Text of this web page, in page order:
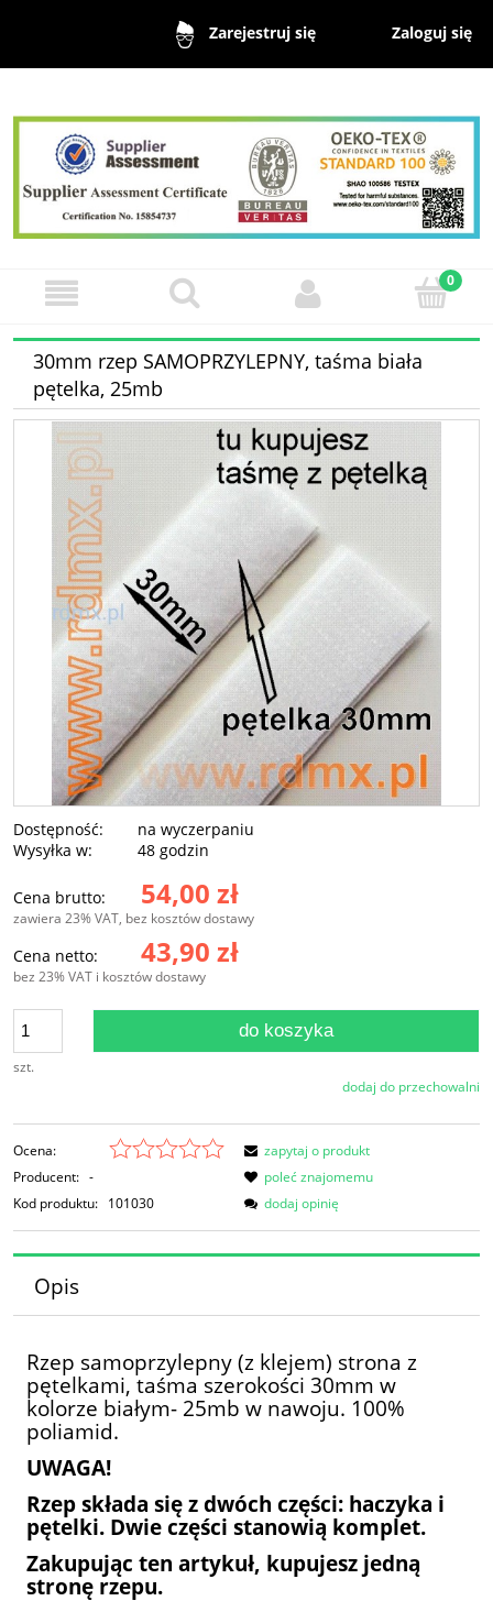
Zarejestruj się Zaloguj się
30mm rzep SAMOPRZYLEPNY, taśma biała
pętelka, 25mb
Dostępność:
na wyczerpaniu
Wysyłka w:
48 godzin
Cena brutto: 54,00 zł
zawiera 23% VAT, bez kosztów dostawy
Cena netto: 43,90 zł
bez 23% VAT i kosztów dostawy
szt.
do koszyka
dodaj do przechowalni
Ocena:
Producent: -
Kod produktu: 101030
zapytaj o produkt
poleć znajomemu
dodaj opinię
Opis
Rzep samoprzylepny (z klejem) strona z
pętelkami, taśma szerokości 30mm w
kolorze białym- 25mb w nawoju. 100%
poliamid.
UWAGA!
Rzep składa się z dwóch części: haczyka i
pętelki. Dwie części stanowią komplet.
Zakupując ten artykuł, kupujesz jedną
stronę rzepu.